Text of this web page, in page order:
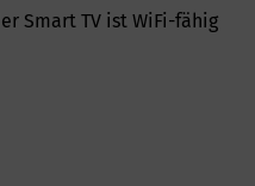
Smart TV ist WiFi-fähig